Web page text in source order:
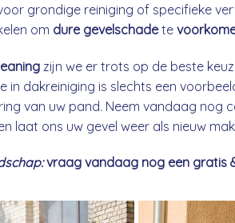
grondige reiniging of specifieke
om dure gevelschadete
zijn we er trots op de beste
in dakreiniging is slechts een
van uw pand. Neem vandaag nog
laat ons uw gevel weer als nieuw
vraag vandaag nog een gratis